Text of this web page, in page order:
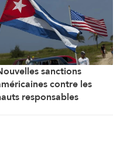
sanctions
contre les
responsables